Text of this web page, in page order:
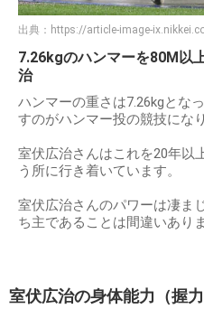
7.26kgのハンマーを80M以
治